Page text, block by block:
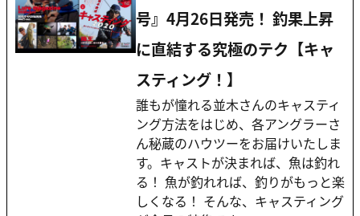
号』4月26日発売！ 釣果上昇
に直結する究極のテク【キャ
スティング！】
誰もが憧れる並木さんのキャスティ
ング方法をはじめ、各アングラーさ
ん秘蔵のハウツーをお届けいたしま
す。キャストが決まれば、魚は釣れ
る！ 魚が釣れれば、釣りがもっと楽
しくなる！ そんな、キャスティング